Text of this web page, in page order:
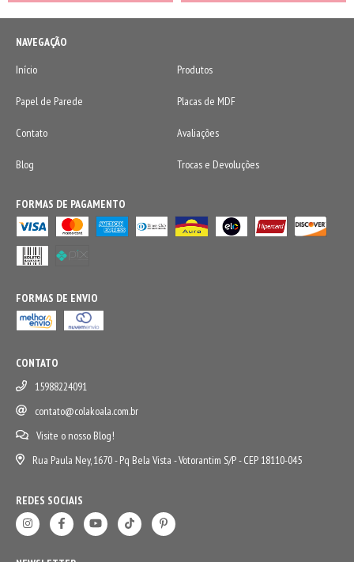
NAVEGAÇÃO
Início
Produtos
Papel de Parede Placas de MDF
Contato Avaliações
Blog Trocas e Devoluções
FORMAS DE PAGAMENTO
FORMAS DE ENVIO
CONTATO
15988224091
contato@colakoala.com.br
Visite o nosso Blog!
Rua Paula Ney, 1670 - Pq Bela Vista - Votorantim S/P - CEP 18110-045
REDES SOCIAIS